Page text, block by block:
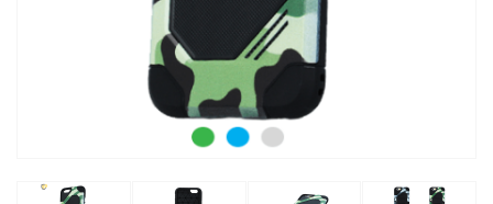
Šaljivi motivi
Samsung
Držači za romobil Držači za ruku
HDMI kabel
FM Transmitteri HI-FI linije